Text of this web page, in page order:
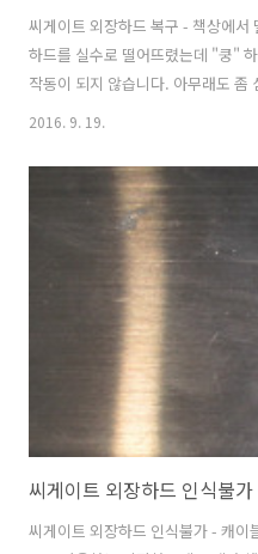
씨게이트 외장하드 복구 - 책상에서
하드를 실수로 떨어뜨렸는데 "쿵"
작동이 되지 않습니다. 아무래도 좀
은데 안에 들어있는 문서를 살려낼
살려주세요! 입고내역 입고: 분당에
명: 씨게이트 외장하드 1TB 손상증
남 중요데이터: 병원관련 DATA.
원에서 긴급하게 연락이 왔습니다.
이 나서 인식이 되지 않는다고 합니
2016. 9. 19.
씨게이트 외장하드 인식불
씨게이트 외장하드 인식불가 - 캐이